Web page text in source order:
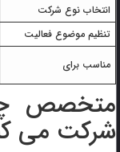
انتخاب نوع شرکت
تنظیم موضوع فعالیت
مناسب برای
متخصص
شرکت می